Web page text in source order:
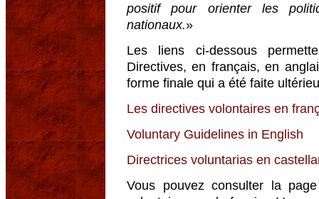
positif pour orienter les
nationaux.»
Les liens ci-dessous
Directives, en français, en
forme finale qui a été faite
Les directives volontaires en
Voluntary Guidelines in English
Directrices voluntarias en
Vous pouvez consulter la